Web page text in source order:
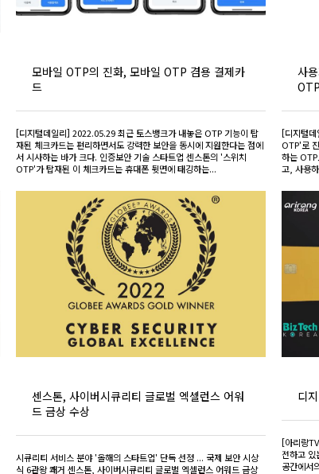
모바일 OTP의 진화, 모바일 OTP 겸용 결제카
드
[디지털데일리] 2022.05.29 최근 토스뱅크가 내놓은 OTP 기능이 탑
재된 체크카드는 편리하면서도 강력한 보안을 동시에 지원한다는 점에
서 시사하는 바가 크다. 인증보안 기술 스타트업 센스톤의 '스위치
OTP'가 탑재된 이 체크카드는 휴대폰 뒷면에 태깅하는...
사
[디지털
OTP'로
하는
고, 사용
센스톤, 사이버시큐리티 글로벌 엑셀런스 어워
드 금상 수상
시큐리티 서비스 분야 '올해의 스타트업' 단독 선정 ... 국제 보안 시상
식 6관왕 쾌거 센스톤, 사이버시큐리티 글로벌 엑셀런스 어워드 금상
디
[아리랑
전하고 있
공간에서